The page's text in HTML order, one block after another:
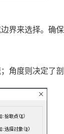
界来选择。确
角度则决定了剖